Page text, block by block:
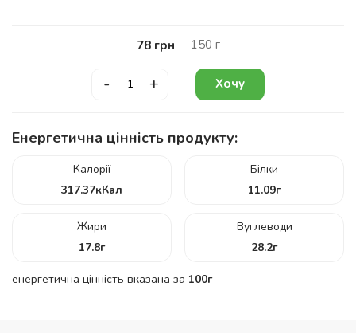
78грн 150 г
- + Хочу
Енергетична цінність продукту:
Калорії
317.37кКал
Білки
11.09г
Жири
17.8г
Вуглеводи
28.2г
енергетична цінність вказана за 100г